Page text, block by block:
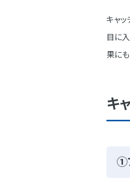
業
ま
キャ
目に
果にも
キ
①